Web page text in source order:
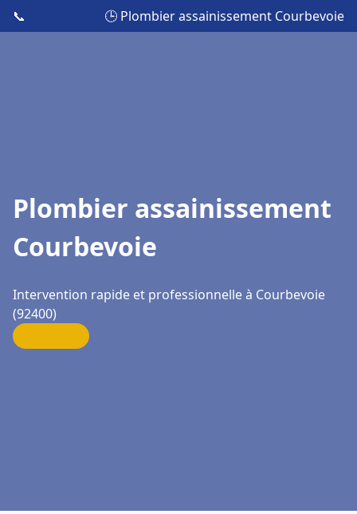
📞 🕒 Plombier assainissement Courbevoie
Plombier assainissement
Courbevoie
Intervention rapide et professionnelle à Courbevoie
(92400)